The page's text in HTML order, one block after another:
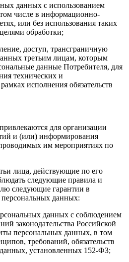
данных с использованием
числе в информационно-
или без использования таких
обработки;
доступ, трансграничную
третьим лицам, которым
данные Потребителя, для
технических и
исполнения обязательств
для организации
и (или) информирования
им мероприятиях по
лица, действующие по его
следующие правила и
следующие гарантии в
данных:
данных с соблюдением
законодательства Российской
персональных данных, в том
требований, обязательств
установленных 152-ФЗ;